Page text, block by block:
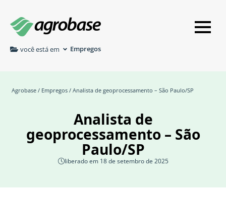
você está em Empregos
Agrobase / Empregos / Analista de geoprocessamento – São Paulo/SP
Analista de
geoprocessamento – São
Paulo/SP
liberado em 18 de setembro de 2025